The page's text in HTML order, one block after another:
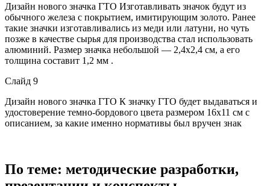
Дизайн нового значка ГТО Изготавливать значок будут из
обычного железа с покрытием, имитирующим золото. Ранее
такие значки изготавливались из меди или латуни, но чуть
позже в качестве сырья для производства стал использовать
алюминий. Размер значка небольшой — 2,4х2,4 см, а его
толщина составит 1,2 мм .
Слайд 9
Дизайн нового значка ГТО К значку ГТО будет выдаваться и
удостоверение темно-бордового цвета размером 16х11 см с
описанием, за какие именно нормативы был вручен знак
По теме: методические разработки,